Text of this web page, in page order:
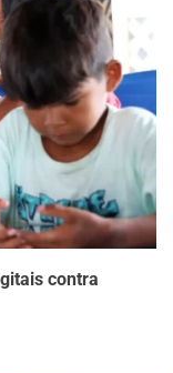
contra